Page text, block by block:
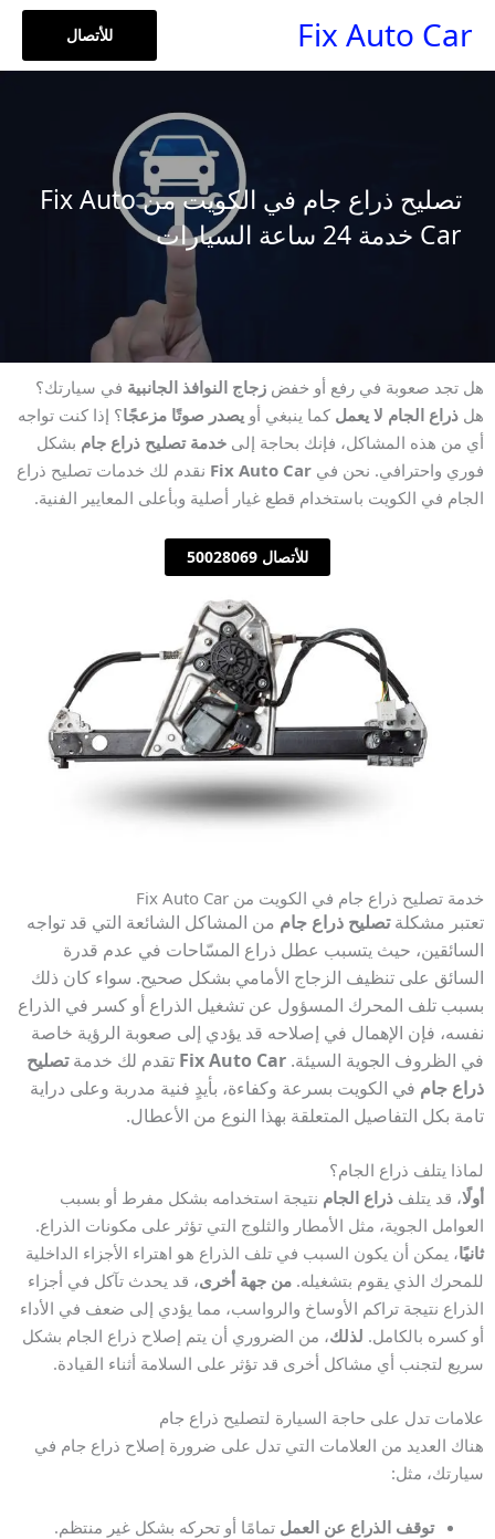
المحتوى
Fix Auto Car للأتصال
تصليح ذراع جام في الكويت من Fix Auto
Car خدمة 24 ساعة السيارات
هل تجد صعوبة في رفع أو خفض زجاج النوافذ الجانبية في سيارتك؟
هل ذراع الجام لا يعمل كما ينبغي أو يصدر صوتًا مزعجًا؟ إذا كنت تواجه
أي من هذه المشاكل، فإنك بحاجة إلى خدمة تصليح ذراع جام بشكل
فوري واحترافي. نحن في Fix Auto Car نقدم لك خدمات تصليح ذراع
الجام في الكويت باستخدام قطع غيار أصلية وبأعلى المعايير الفنية.
للأتصال 50028069
خدمة تصليح ذراع جام في الكويت من Fix Auto Car
تعتبر مشكلةتصليح ذراع جام من المشاكل الشائعة التي قد تواجه
السائقين، حيث يتسبب عطل ذراع المسّاحات في عدم قدرة
السائق على تنظيف الزجاج الأمامي بشكل صحيح. سواء كان ذلك
بسبب تلف المحرك المسؤول عن تشغيل الذراع أو كسر في الذراع
نفسه، فإن الإهمال في إصلاحه قد يؤدي إلى صعوبة الرؤية خاصة
في الظروف الجوية السيئة. Fix Auto Car تقدم لك خدمةتصليح
ذراع جام في الكويت بسرعة وكفاءة، بأيدٍ فنية مدربة وعلى دراية
تامة بكل التفاصيل المتعلقة بهذا النوع من الأعطال.
لماذا يتلف ذراع الجام؟
أولًا، قد يتلف ذراع الجام نتيجة استخدامه بشكل مفرط أو بسبب
العوامل الجوية، مثل الأمطار والثلوج التي تؤثر على مكونات الذراع.
ثانيًا، يمكن أن يكون السبب في تلف الذراع هو اهتراء الأجزاء الداخلية
للمحرك الذي يقوم بتشغيله. من جهة أخرى، قد يحدث تآكل في أجزاء
الذراع نتيجة تراكم الأوساخ والرواسب، مما يؤدي إلى ضعف في الأداء
أو كسره بالكامل. لذلك، من الضروري أن يتم إصلاح ذراع الجام بشكل
سريع لتجنب أي مشاكل أخرى قد تؤثر على السلامة أثناء القيادة.
علامات تدل على حاجة السيارة لتصليح ذراع جام
هناك العديد من العلامات التي تدل على ضرورة إصلاح ذراع جام في
سيارتك، مثل:
توقف الذراع عن العمل تمامًا أو تحركه بشكل غير منتظم.